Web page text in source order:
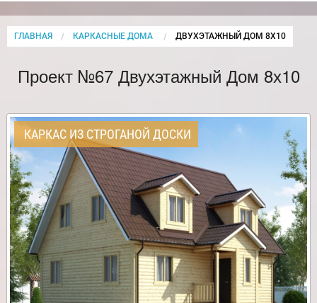
ГЛАВНАЯ КАРКАСНЫЕ ДОМА CURRENT:
ДВУХЭТАЖНЫЙ ДОМ 8Х10
Проект №67 Двухэтажный Дом 8х10
КАРКАС ИЗ СТРОГАНОЙ ДОСКИ